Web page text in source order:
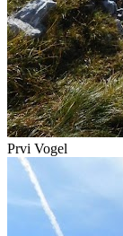
Prvi Vogel